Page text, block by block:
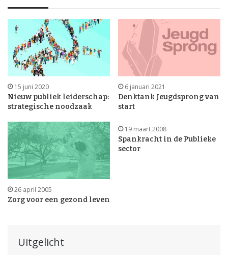
15 juni 2020
Nieuw publiek leiderschap:
strategische noodzaak
6 januari 2021
Denktank Jeugdsprong van
start
26 april 2005
Zorg voor een gezond leven
19 maart 2008
Spankracht in de Publieke
sector
Uitgelicht